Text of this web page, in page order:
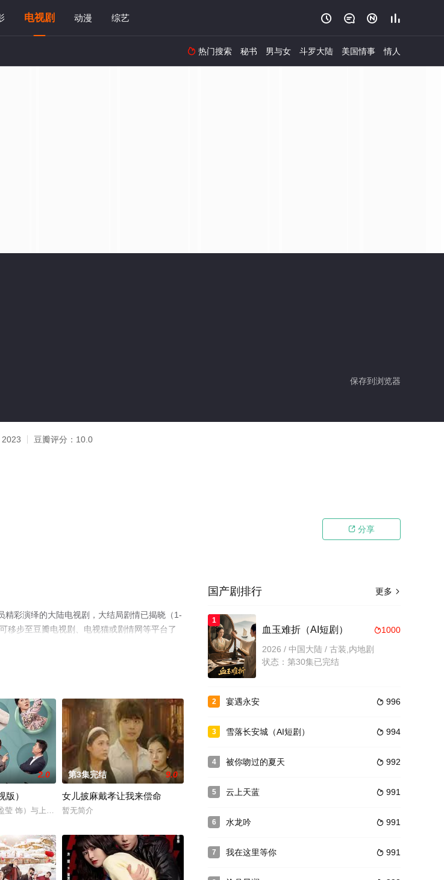
电视剧 动漫 综艺    
 热门搜索 秘书 男与女 斗罗大陆 美国情事 情人
保存到浏览器
2023 豆瓣评分： 10.0
 分享
彩演绎的大陆电视剧，大结局剧情已揭晓（1-
移步至豆瓣电视剧、电视猫或剧情网等平台了
乱中客车发生爆炸，司机和
家的宝贝千金，取名罗家宝。罗家妈的亲生儿子进了谢家，成了谢
2.0
版）
莹 饰）与上海男人石磊（牛骏峰 饰）走入婚姻，却意外发 现婆婆（邬君梅 饰）作为彩礼送她的
第3集完结 9.0
女儿披麻戴孝让我来偿命
暂无简介
更多 
国产剧排行
1
1000
血玉难折（AI短剧）
2026 / 中国大陆 / 古装,内地剧
状态：第30集已完结
2  996
宴遇永安
3  994
雪落长安城（AI短剧）
4  992
被你吻过的夏天
5  991
云上天蓝
6  991
水龙吟
7  991
我在这里等你